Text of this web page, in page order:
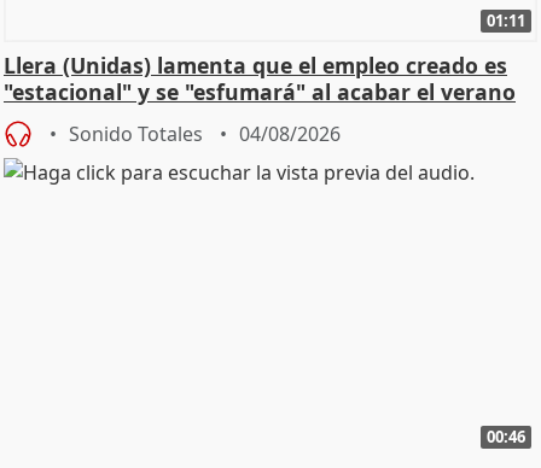
01:11
Llera (Unidas) lamenta que el empleo creado es
"estacional" y se "esfumará" al acabar el verano
Sonido Totales 04/08/2026
00:46